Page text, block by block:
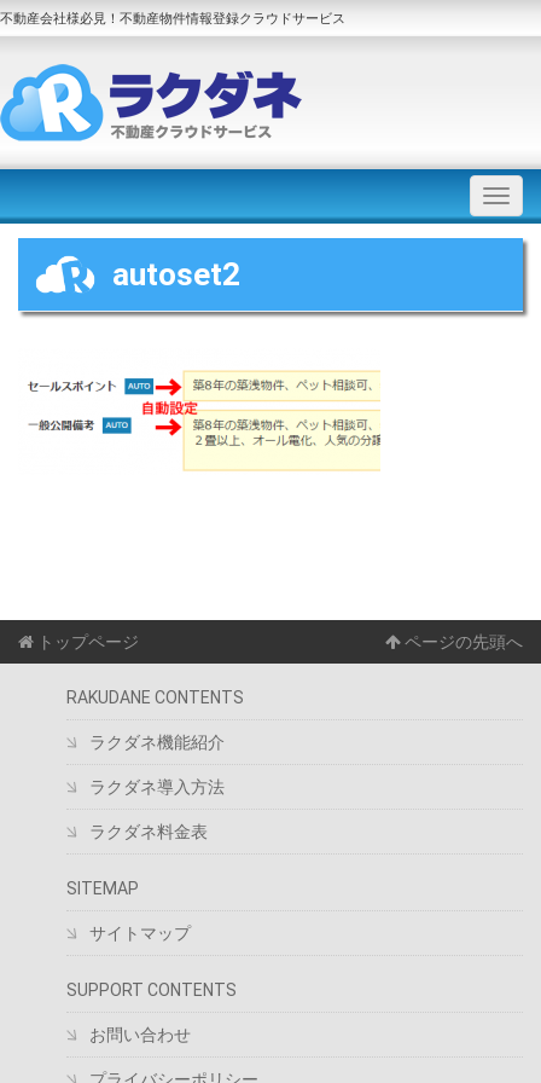
不動産会社様必見！不動産物件情報登録クラウドサービス
autoset2
トップページ ページの先頭へ
RAKUDANE CONTENTS
ラクダネ機能紹介
ラクダネ導入方法
ラクダネ料金表
SITEMAP
サイトマップ
SUPPORT CONTENTS
お問い合わせ